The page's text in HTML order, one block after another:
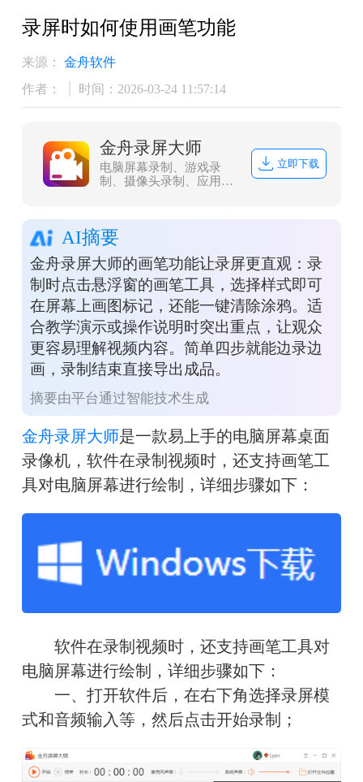
录屏时如何使用画笔功能
来源：
金舟软件
作者：
时间：2026-03-24 11:57:14
金舟录屏大师
电脑屏幕录制、游戏录
制、摄像头录制、应用录
平台画质要求，解决电脑
屏幕视频录像辑需求，让
电脑录像录屏更轻松
立即下载
AI摘要
金舟录屏大师的画笔功能让录屏更直观：录
制时点击悬浮窗的画笔工具，选择样式即可
在屏幕上画图标记，还能一键清除涂鸦。适
合教学演示或操作说明时突出重点，让观众
更容易理解视频内容。简单四步就能边录边
画，录制结束直接导出成品。
摘要由平台通过智能技术生成
金舟录屏大师是一款易上手的电脑屏幕桌面
录像机， 软件在录制视频时，还支持画笔工
具对电脑屏幕进行绘制，详细步骤如下：
软件在录制视频时，还支持画笔工具对
电脑屏幕进行绘制，详细步骤如下：
一、打开软件后，在右下角选择录屏模
式和音频输入等，然后点击开始录制；